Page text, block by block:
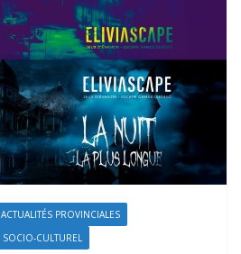
ACTUALITÉS PROVINCIALES
SOCIO-CULTUREL